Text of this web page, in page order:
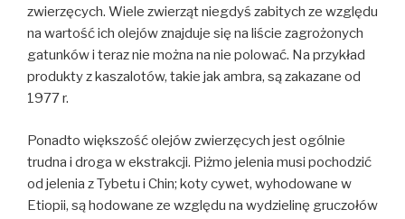
zwierzęcych. Wiele zwierząt niegdyś zabitych ze względu
na wartość ich olejów znajduje się na liście zagrożonych
gatunków i teraz nie można na nie polować. Na przykład
produkty z kaszalotów, takie jak ambra, są zakazane od
1977 r.
Ponadto większość olejów zwierzęcych jest ogólnie
trudna i droga w ekstrakcji. Piżmo jelenia musi pochodzić
od jelenia z Tybetu i Chin; koty cywet, wyhodowane w
Etiopii, są hodowane ze względu na wydzielinę gruczołów